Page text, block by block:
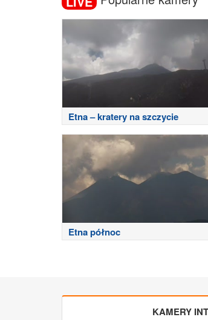
Etna – kratery na szczycie
Etna północ
KAMERY